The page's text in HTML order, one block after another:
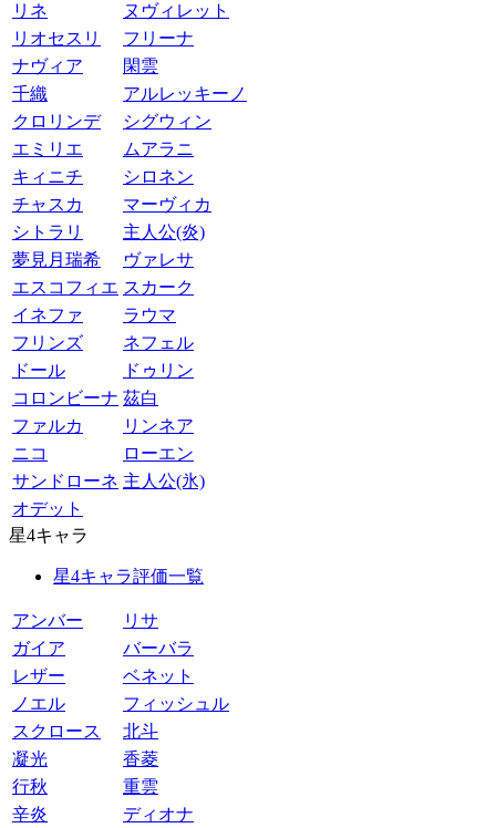
リネ
ヌヴィレット
リオセスリ
フリーナ
ナヴィア
閑雲
千織
アルレッキーノ
クロリンデ
シグウィン
エミリエ
ムアラニ
キィニチ
シロネン
チャスカ
マーヴィカ
シトラリ
主人公(炎)
夢見月瑞希
ヴァレサ
エスコフィエ スカーク
イネファ
ラウマ
フリンズ
ネフェル
ドール
ドゥリン
コロンビーナ 茲白
ファルカ
リンネア
ニコ
ローエン
サンドローネ 主人公(氷)
オデット
星4キャラ
星4キャラ評価一覧
アンバー
リサ
ガイア
バーバラ
レザー
ベネット
ノエル
フィッシュル
スクロース
北斗
凝光
香菱
行秋
重雲
辛炎
ディオナ